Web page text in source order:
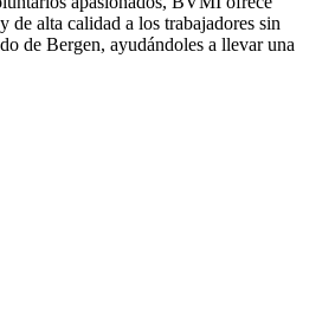
de alta calidad a los trabajadores sin
de Bergen, ayudándoles a llevar una